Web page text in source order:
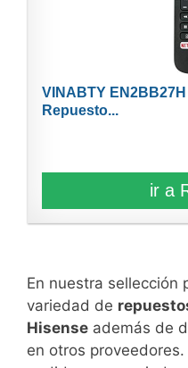
VINABTY
Repuesto...
ir a
En nuestra sellección
variedad de
Hisense además de
en otros